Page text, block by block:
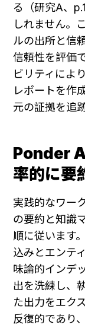
る（研究A、
しれません。
ルの出所と信
信頼性を評価
ビリティによ
レポートを作
元の証拠を追
Ponder
率的に要
実践的なワー
の要約と知識
順に従います
込みとエンテ
味論的インデ
出を洗練し、
た出力をエク
反復的であり